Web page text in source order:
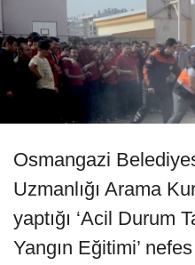
Osmangazi
Uzmanlığı Arama
yaptığı ‘Acil Durum
Yangın Eğitimi’